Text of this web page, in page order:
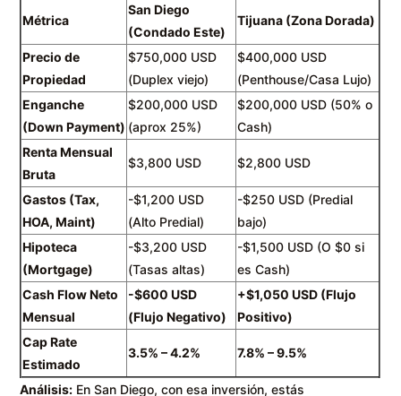
Métrica
San Diego
(Condado Este)
Tijuana (Zona Dorada)
Precio de
Propiedad
$750,000 USD
(Duplex viejo)
$400,000 USD
(Penthouse/Casa Lujo)
Enganche
(Down Payment)
$200,000 USD
(aprox 25%)
$200,000 USD (50% o
Cash)
Renta Mensual
Bruta
$3,800 USD $2,800 USD
Gastos (Tax,
HOA, Maint)
-$1,200 USD
(Alto Predial)
-$250 USD (Predial
bajo)
Hipoteca
(Mortgage)
-$3,200 USD
(Tasas altas)
-$1,500 USD (O $0 si
es Cash)
Cash Flow Neto
Mensual
-$600 USD
(Flujo Negativo)
+$1,050 USD (Flujo
Positivo)
Cap Rate
Estimado
3.5% – 4.2% 7.8% – 9.5%
Análisis: En San Diego, con esa inversión, estás